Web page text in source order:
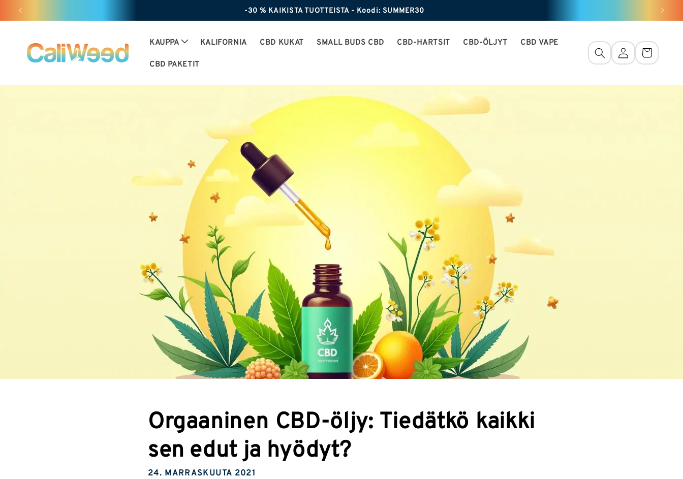
huomiotta
ja siirry
-30 % KAIKISTA TUOTTEISTA - Koodi: SUMMER30
KAUPPA KALIFORNIA CBD KUKAT SMALL BUDS CBD CBD-HARTSIT CBD-ÖLJYT
CBD VAPE
CBD PAKETIT
Yhteys Kori
Orgaaninen CBD-öljy: Tiedätkö kaikki
sen edut ja hyödyt?
24. MARRASKUUTA 2021